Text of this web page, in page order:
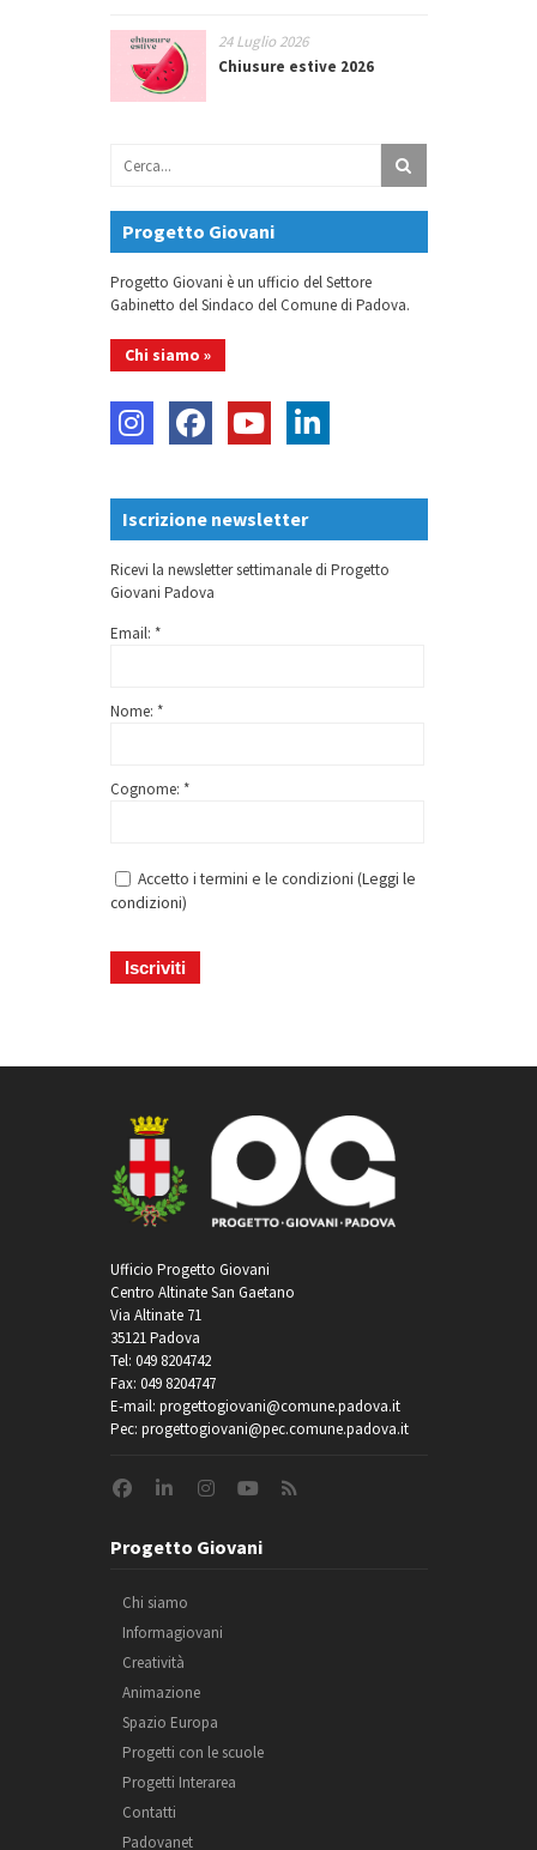
24 Luglio 2026
Chiusure estive 2026
Progetto Giovani
Progetto Giovani è un ufficio del Settore
Gabinetto del Sindaco del Comune di Padova.
Chi siamo »
Iscrizione newsletter
Ricevi la newsletter settimanale di Progetto
Giovani Padova
Email: *
Nome: *
Cognome: *
Accetto i termini e le condizioni (Leggi le
condizioni)
Ufficio Progetto Giovani
Centro Altinate San Gaetano
Via Altinate 71
35121 Padova
Tel: 049 8204742
Fax: 049 8204747
E-mail: progettogiovani@comune.padova.it
Pec: progettogiovani@pec.comune.padova.it
Progetto Giovani
Chi siamo
Informagiovani
Creatività
Animazione
Spazio Europa
Progetti con le scuole
Progetti Interarea
Contatti
Padovanet